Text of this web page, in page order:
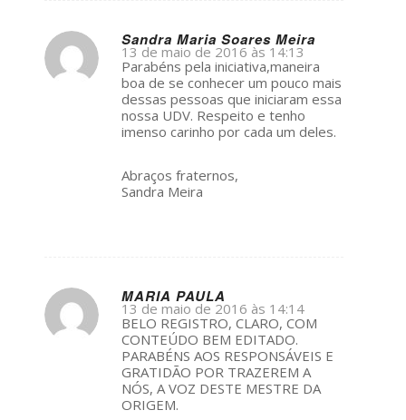
Sandra Maria Soares Meira
s
ays:
13 de maio de 2016 às 14:13
Parabéns pela iniciativa,maneira
boa de se conhecer um pouco mais
dessas pessoas que iniciaram essa
nossa UDV. Respeito e tenho
imenso carinho por cada um deles.
Abraços fraternos,
Sandra Meira
MARIA PAULA
s
ays:
13 de maio de 2016 às 14:14
BELO REGISTRO, CLARO, COM
CONTEÚDO BEM EDITADO.
PARABÉNS AOS RESPONSÁVEIS E
GRATIDÃO POR TRAZEREM A
NÓS, A VOZ DESTE MESTRE DA
ORIGEM.